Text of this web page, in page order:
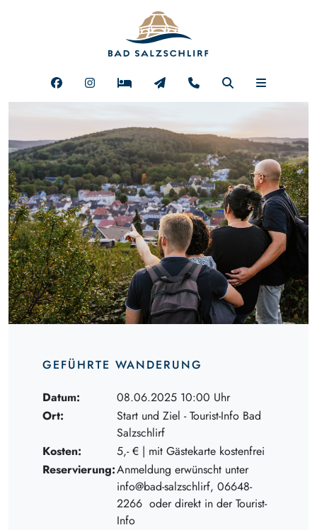
GEFÜHRTE WANDERUNG
Datum:
08.06.2025 10:00 Uhr
Ort:
Start und Ziel - Tourist-Info Bad
Salzschlirf
Kosten:
5,- € | mit Gästekarte kostenfrei
Reservierung:Anmeldung erwünscht unter
info@bad-salzschlirf, 06648-
2266 oder direkt in der Tourist-
Info